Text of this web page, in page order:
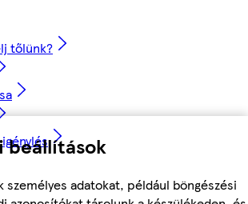
beállítások
személyes adatokat, például böngészési
tőlünk?